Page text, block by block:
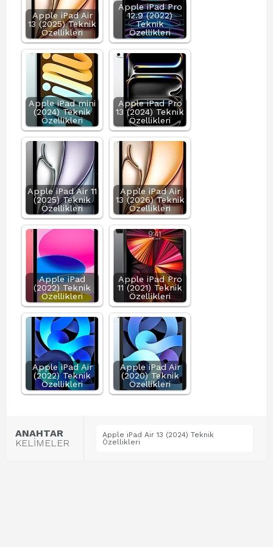
Apple iPad Air
13 (2025) Teknik
Özellikleri
Apple iPad Pro
12.9 (2022)
Teknik
Özellikleri
Apple iPad mini
(2024) Teknik
Özellikleri
Apple iPad Pro
13 (2024) Teknik
Özellikleri
Apple iPad Air 11
(2025) Teknik
Özellikleri
Apple iPad Air
13 (2026) Teknik
Özellikleri
Apple iPad
(2022) Teknik
Özellikleri
Apple iPad Pro
11 (2021) Teknik
Özellikleri
Apple iPad Air
(2022) Teknik
Özellikleri
Apple iPad Air
(2020) Teknik
Özellikleri
ANAHTAR
KELİMELER
Apple iPad Air 13 (2024) Teknik
Özellikleri